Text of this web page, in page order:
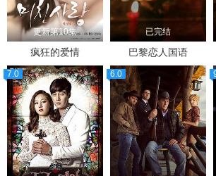
更新第10集
疯狂的爱情
已完结
巴黎恋人国语
7.0 6.0